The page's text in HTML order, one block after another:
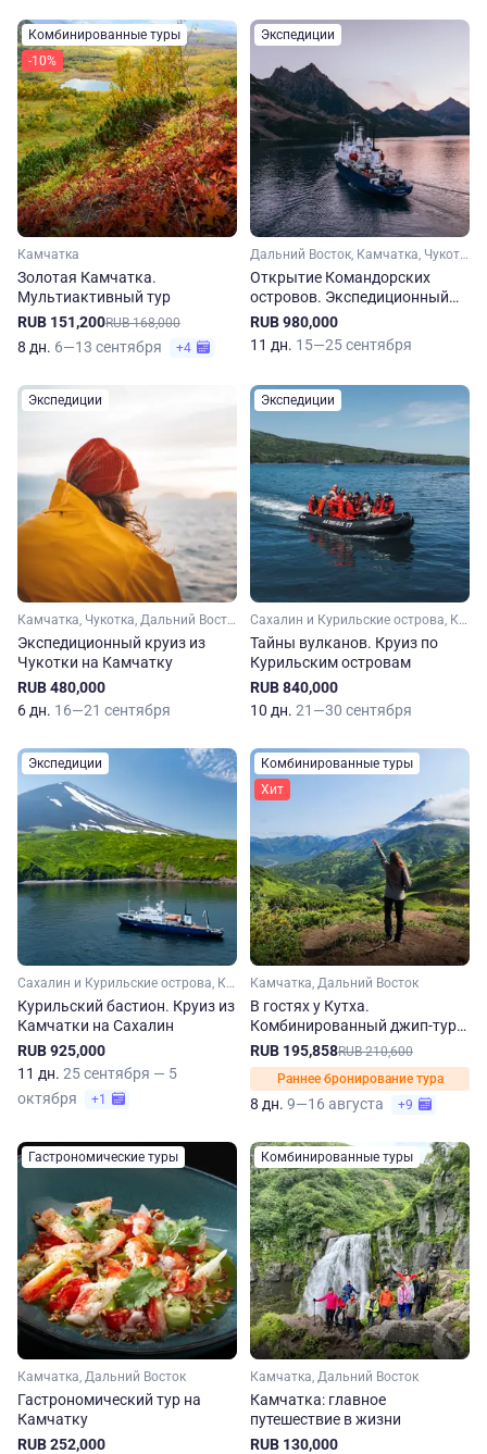
Комбинированные туры
-10%
Камчатка
Золотая Камчатка.
Мультиактивный тур
RUB 151,200RUB 168,000
8 дн. 6—13 сентября +4
Экспедиции
Дальний Восток, Камчатка, Чукотка
Открытие Командорских
островов. Экспедиционный
круиз
RUB 980,000
11 дн. 15—25 сентября
Экспедиции
Камчатка, Чукотка, Дальний Восток
Экспедиционный круиз из
Чукотки на Камчатку
RUB 480,000
6 дн. 16—21 сентября
Экспедиции
Сахалин и Курильские острова, Камчатка, Дальний Восток
Тайны вулканов. Круиз по
Курильским островам
RUB 840,000
10 дн. 21—30 сентября
Экспедиции
Сахалин и Курильские острова, Камчатка, Дальний Восток
Курильский бастион. Круиз из
Камчатки на Сахалин
RUB 925,000
11 дн. 25 сентября — 5
октября
+1
Комбинированные туры
Хит
Камчатка, Дальний Восток
В гостях у Кутха.
Комбинированный джип-тур
на Камчатку
RUB 195,858RUB 210,600
Раннее бронирование тура
8 дн. 9—16 августа +9
Гастрономические туры
Камчатка, Дальний Восток
Гастрономический тур на
Камчатку
RUB 252,000
Комбинированные туры
Камчатка, Дальний Восток
Камчатка: главное
путешествие в жизни
RUB 130,000